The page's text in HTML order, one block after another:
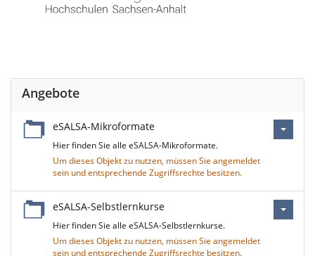
Angebote
eSALSA-Mikroformate
Hier finden Sie alle eSALSA-Mikroformate.
Um dieses Objekt zu nutzen, müssen Sie angemeldet
sein und entsprechende Zugriffsrechte besitzen.
eSALSA-Selbstlernkurse
Hier finden Sie alle eSALSA-Selbstlernkurse.
Um dieses Objekt zu nutzen, müssen Sie angemeldet
sein und entsprechende Zugriffsrechte besitzen.